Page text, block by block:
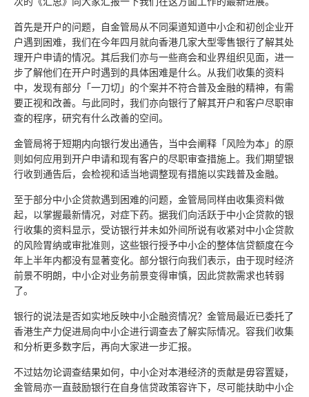
首先是开户的问题，自金管局从不同渠道知道中小企和初创企业开
户遇到困难，我们在今年四月就向香港几家大型零售银行了解其处
理开户申请的情况。其后我们亦与一些商会和业界组织见面，进一
步了解他们在开户时遇到的具体困难是什么。从我们收集的资料
中，发现有部分「一刀切」的个案并不符合普及金融的精神，有需
要正视和改善。与此同时，我们亦向银行了解其开户和客户尽职审
查的程序，研究有什么改善的空间。
金管局将于短期内向银行发出通告，当中会阐释「风险为本」的原
则如何应用到开户申请和现有客户的尽职审查措施上。我们期望银
行收到通告后，会检视和适当地调整现有措施以实践普及金融。
至于部分中小企贷款遇到困难的问题，金管局同样由收集资料做
起，以掌握最新情况，对症下药。据我们向活跃于中小企贷款的银
行收集的资料显示，受访银行并未如外间所说有收紧对中小企贷款
的风险胃纳或审批准则，这些银行授予中小企的整体信贷额度在今
年上半年内都没有显著变化。部分银行向我们表示，由于现时经济
前景不明朗，中小企对业务前景变得审慎，因此贷款需求也转弱
了。
银行的说法是否如实地反映中小企融资情况？金管局最近已委托了
香港生产力促进局向中小企进行调查去了解实际情况。容我们收集
和分析更多数字后，再向大家进一步汇报。
不过姑勿论调查结果如何，中小企对本港经济的贡献是毋容置疑，
金管局亦一直鼓励银行在自身信贷政策容许下，尽可能扶助中小企